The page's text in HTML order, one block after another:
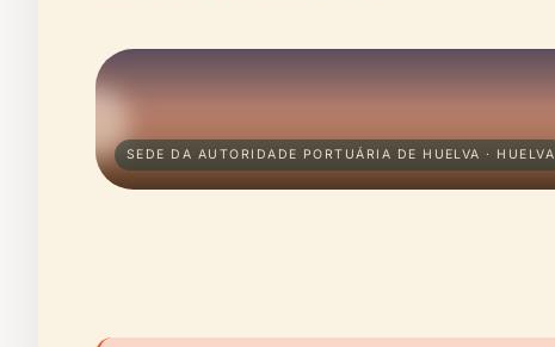
SEDE DA AUTORIDADE PORTUÁRIA DE HUELVA · HUELVA